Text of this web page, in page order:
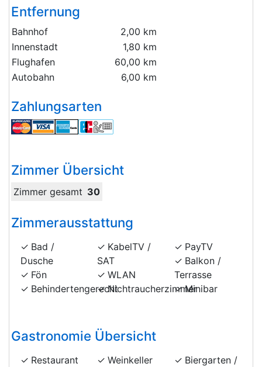
Entfernung
Bahnhof
2,00 km
Innenstadt
1,80 km
Flughafen
60,00 km
Autobahn
6,00 km
Zahlungsarten
Zimmer Übersicht
Zimmer gesamt 30
Zimmerausstattung
Bad /
Dusche
Fön
Behindertengerecht
KabelTV /
SAT
WLAN
Nichtraucherzimmer
PayTV
Balkon /
Terrasse
Minibar
Gastronomie Übersicht
Restaurant
Weinkeller
Biergarten /